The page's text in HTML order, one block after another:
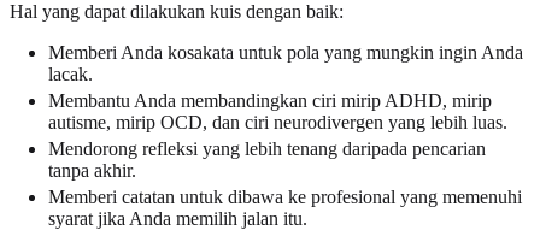
Hal yang dapat dilakukan kuis dengan baik:
Memberi Anda kosakata untuk pola yang mungkin ingin Anda
lacak.
Membantu Anda membandingkan ciri mirip ADHD, mirip
autisme, mirip OCD, dan ciri neurodivergen yang lebih luas.
Mendorong refleksi yang lebih tenang daripada pencarian
tanpa akhir.
Memberi catatan untuk dibawa ke profesional yang memenuhi
syarat jika Anda memilih jalan itu.